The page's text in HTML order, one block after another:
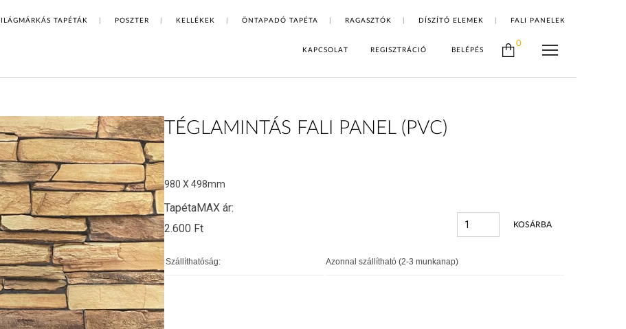
TAPÉTÁK POSZTER KELLÉKEK ÖNTAPADÓ TAPÉTA RAGASZTÓK DÍSZÍTŐ ELEMEK FALI PANELEK
KAPCSOLAT REGISZTRÁCIÓ BELÉPÉS
0
TÉGLAMINTÁS FALI PANEL (PVC)
980 X 498mm
TapétaMAX ár:
2.600 Ft KOSÁRBA
Szállíthatóság: Azonnal szállítható (2-3 munkanap)